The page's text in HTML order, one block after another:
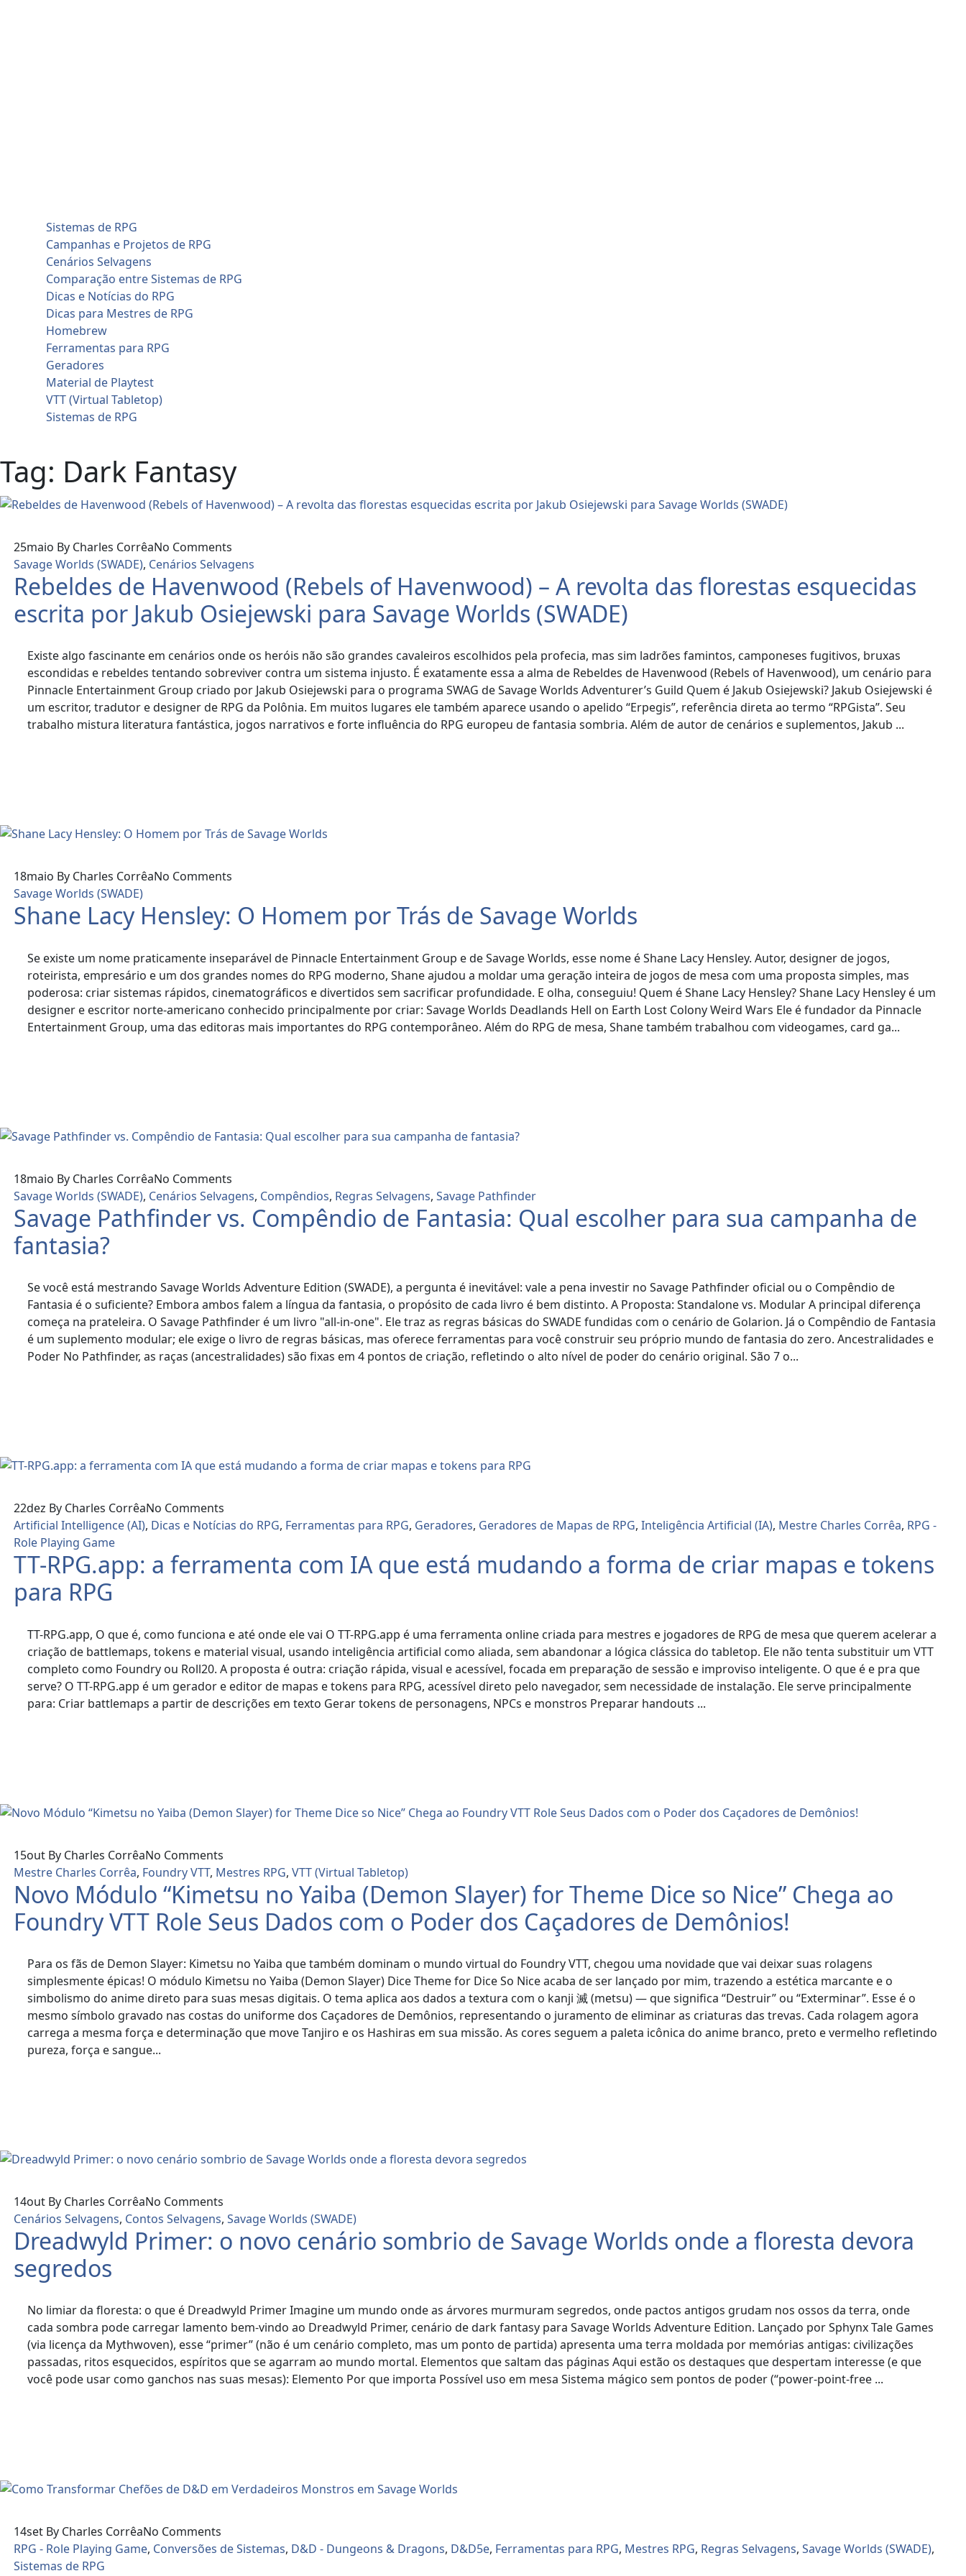
Sistemas de RPG
Campanhas e Projetos de RPG
Cenários Selvagens
Comparação entre Sistemas de RPG
Dicas e Notícias do RPG
Dicas para Mestres de RPG
Homebrew
Ferramentas para RPG
Geradores
Material de Playtest
VTT (Virtual Tabletop)
Sistemas de RPG
Tag: Dark Fantasy
25maio By Charles CorrêaNo Comments
Savage Worlds (SWADE), Cenários Selvagens
Rebeldes de Havenwood (Rebels of Havenwood) – A revolta das florestas esquecidas
escrita por Jakub Osiejewski para Savage Worlds (SWADE)
Existe algo fascinante em cenários onde os heróis não são grandes cavaleiros escolhidos pela profecia, mas sim ladrões famintos, camponeses fugitivos, bruxas
escondidas e rebeldes tentando sobreviver contra um sistema injusto. É exatamente essa a alma de Rebeldes de Havenwood (Rebels of Havenwood), um cenário para
Pinnacle Entertainment Group criado por Jakub Osiejewski para o programa SWAG de Savage Worlds Adventurer’s Guild Quem é Jakub Osiejewski? Jakub Osiejewski é
um escritor, tradutor e designer de RPG da Polônia. Em muitos lugares ele também aparece usando o apelido “Erpegis”, referência direta ao termo “RPGista”. Seu
trabalho mistura literatura fantástica, jogos narrativos e forte influência do RPG europeu de fantasia sombria. Além de autor de cenários e suplementos, Jakub ...
18maio By Charles CorrêaNo Comments
Savage Worlds (SWADE)
Shane Lacy Hensley: O Homem por Trás de Savage Worlds
Se existe um nome praticamente inseparável de Pinnacle Entertainment Group e de Savage Worlds, esse nome é Shane Lacy Hensley. Autor, designer de jogos,
roteirista, empresário e um dos grandes nomes do RPG moderno, Shane ajudou a moldar uma geração inteira de jogos de mesa com uma proposta simples, mas
poderosa: criar sistemas rápidos, cinematográficos e divertidos sem sacrificar profundidade. E olha, conseguiu! Quem é Shane Lacy Hensley? Shane Lacy Hensley é um
designer e escritor norte-americano conhecido principalmente por criar: Savage Worlds Deadlands Hell on Earth Lost Colony Weird Wars Ele é fundador da Pinnacle
Entertainment Group, uma das editoras mais importantes do RPG contemporâneo. Além do RPG de mesa, Shane também trabalhou com videogames, card ga...
18maio By Charles CorrêaNo Comments
Savage Worlds (SWADE), Cenários Selvagens, Compêndios, Regras Selvagens,Savage Pathfinder
Savage Pathfinder vs. Compêndio de Fantasia: Qual escolher para sua campanha de
fantasia?
Se você está mestrando Savage Worlds Adventure Edition (SWADE), a pergunta é inevitável: vale a pena investir no Savage Pathfinder oficial ou o Compêndio de
Fantasia é o suficiente? Embora ambos falem a língua da fantasia, o propósito de cada livro é bem distinto. A Proposta: Standalone vs. Modular A principal diferença
começa na prateleira. O Savage Pathfinder é um livro "all-in-one". Ele traz as regras básicas do SWADE fundidas com o cenário de Golarion. Já o Compêndio de Fantasia
é um suplemento modular; ele exige o livro de regras básicas, mas oferece ferramentas para você construir seu próprio mundo de fantasia do zero. Ancestralidades e
Poder No Pathfinder, as raças (ancestralidades) são fixas em 4 pontos de criação, refletindo o alto nível de poder do cenário original. São 7 o...
22dez By Charles CorrêaNo Comments
Artificial Intelligence (AI), Dicas e Notícias do RPG, Ferramentas para RPG, Geradores, Geradores de Mapas de RPG,Inteligência Artificial (IA), Mestre Charles Corrêa, RPG -
Role Playing Game
TT-RPG.app: a ferramenta com IA que está mudando a forma de criar mapas e tokens
para RPG
TT-RPG.app, O que é, como funciona e até onde ele vai O TT-RPG.app é uma ferramenta online criada para mestres e jogadores de RPG de mesa que querem acelerar a
criação de battlemaps, tokens e material visual, usando inteligência artificial como aliada, sem abandonar a lógica clássica do tabletop. Ele não tenta substituir um VTT
completo como Foundry ou Roll20. A proposta é outra: criação rápida, visual e acessível, focada em preparação de sessão e improviso inteligente. O que é e pra que
serve? O TT-RPG.app é um gerador e editor de mapas e tokens para RPG, acessível direto pelo navegador, sem necessidade de instalação. Ele serve principalmente
para: Criar battlemaps a partir de descrições em texto Gerar tokens de personagens, NPCs e monstros Preparar handouts ...
15out By Charles CorrêaNo Comments
Mestre Charles Corrêa, Foundry VTT, Mestres RPG,VTT (Virtual Tabletop)
Novo Módulo “Kimetsu no Yaiba (Demon Slayer) for Theme Dice so Nice” Chega ao
Foundry VTT Role Seus Dados com o Poder dos Caçadores de Demônios!
Para os fãs de Demon Slayer: Kimetsu no Yaiba que também dominam o mundo virtual do Foundry VTT, chegou uma novidade que vai deixar suas rolagens
simplesmente épicas! O módulo Kimetsu no Yaiba (Demon Slayer) Dice Theme for Dice So Nice acaba de ser lançado por mim, trazendo a estética marcante e o
simbolismo do anime direto para suas mesas digitais. O tema aplica aos dados a textura com o kanji 滅 (metsu) — que significa “Destruir” ou “Exterminar”. Esse é o
mesmo símbolo gravado nas costas do uniforme dos Caçadores de Demônios, representando o juramento de eliminar as criaturas das trevas. Cada rolagem agora
carrega a mesma força e determinação que move Tanjiro e os Hashiras em sua missão. As cores seguem a paleta icônica do anime branco, preto e vermelho refletindo
pureza, força e sangue...
14out By Charles CorrêaNo Comments
Cenários Selvagens, Contos Selvagens,Savage Worlds (SWADE)
Dreadwyld Primer: o novo cenário sombrio de Savage Worlds onde a floresta devora
segredos
No limiar da floresta: o que é Dreadwyld Primer Imagine um mundo onde as árvores murmuram segredos, onde pactos antigos grudam nos ossos da terra, onde
cada sombra pode carregar lamento bem-vindo ao Dreadwyld Primer, cenário de dark fantasy para Savage Worlds Adventure Edition. Lançado por Sphynx Tale Games
(via licença da Mythwoven), esse “primer” (não é um cenário completo, mas um ponto de partida) apresenta uma terra moldada por memórias antigas: civilizações
passadas, ritos esquecidos, espíritos que se agarram ao mundo mortal. Elementos que saltam das páginas Aqui estão os destaques que despertam interesse (e que
você pode usar como ganchos nas suas mesas): Elemento Por que importa Possível uso em mesa Sistema mágico sem pontos de poder (“power-point-free ...
14set By Charles CorrêaNo Comments
RPG - Role Playing Game, Conversões de Sistemas, D&D - Dungeons & Dragons, D&D5e, Ferramentas para RPG, Mestres RPG, Regras Selvagens,Savage Worlds (SWADE),
Sistemas de RPG